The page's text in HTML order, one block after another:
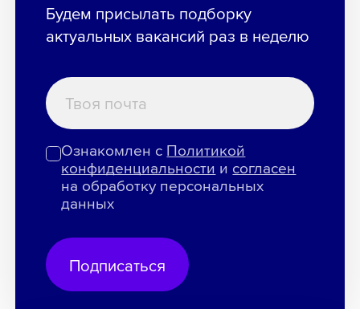
Будем присылать подборку
актуальных вакансий раз в неделю
Ознакомлен с Политикой
конфиденциальности и согласен
на обработку персональных
данных
Подписаться